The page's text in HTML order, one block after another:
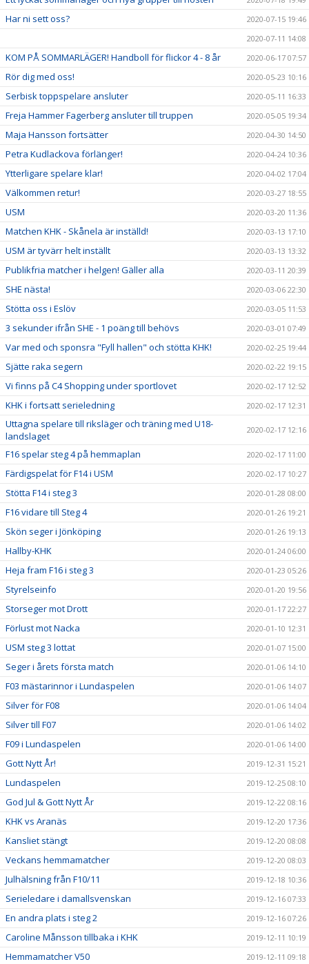
Har ni sett oss?
2020-07-15 19:46
2020-07-11 14:08
KOM PÅ SOMMARLÄGER! Handboll för flickor 4 - 8 år 2020-06-17 07:57
Rör dig med oss! 2020-05-23 10:16
Serbisk toppspelare ansluter 2020-05-11 16:33
Freja Hammer Fagerberg ansluter till truppen 2020-05-05 19:34
Maja Hansson fortsätter 2020-04-30 14:50
Petra Kudlackova förlänger! 2020-04-24 10:36
Ytterligare spelare klar! 2020-04-02 17:04
Välkommen retur! 2020-03-27 18:55
USM 2020-03-20 11:36
Matchen KHK - Skånela är inställd! 2020-03-13 17:10
USM är tyvärr helt inställt 2020-03-13 13:32
Publikfria matcher i helgen! Gäller alla 2020-03-11 20:39
SHE nästa! 2020-03-06 22:30
Stötta oss i Eslöv 2020-03-05 11:53
3 sekunder ifrån SHE - 1 poäng till behövs 2020-03-01 07:49
Var med och sponsra "Fyll hallen" och stötta KHK! 2020-02-25 19:44
Sjätte raka segern 2020-02-22 19:15
Vi finns på C4 Shopping under sportlovet 2020-02-17 12:52
KHK i fortsatt serieledning 2020-02-17 12:31
Uttagna spelare till riksläger och träning med U18-
landslaget
2020-02-17 12:16
F16 spelar steg 4 på hemmaplan 2020-02-17 11:00
Färdigspelat för F14 i USM 2020-02-17 10:27
Stötta F14 i steg 3 2020-01-28 08:00
F16 vidare till Steg 4 2020-01-26 19:21
Skön seger i Jönköping 2020-01-26 19:13
Hallby-KHK 2020-01-24 06:00
Heja fram F16 i steg 3 2020-01-23 05:26
Styrelseinfo 2020-01-20 19:56
Storseger mot Drott 2020-01-17 22:27
Förlust mot Nacka 2020-01-10 12:31
USM steg 3 lottat 2020-01-07 15:00
Seger i årets första match 2020-01-06 14:10
F03 mästarinnor i Lundaspelen 2020-01-06 14:07
Silver för F08 2020-01-06 14:04
Silver till F07 2020-01-06 14:02
F09 i Lundaspelen 2020-01-06 14:00
Gott Nytt År! 2019-12-31 15:21
Lundaspelen 2019-12-25 08:10
God Jul & Gott Nytt År 2019-12-22 08:16
KHK vs Aranäs 2019-12-20 17:36
Kansliet stängt 2019-12-20 08:08
Veckans hemmamatcher 2019-12-20 08:03
Julhälsning från F10/11 2019-12-18 10:36
Serieledare i damallsvenskan 2019-12-16 07:33
En andra plats i steg 2 2019-12-16 07:26
Caroline Månsson tillbaka i KHK 2019-12-11 10:19
Hemmamatcher V50 2019-12-11 09:18